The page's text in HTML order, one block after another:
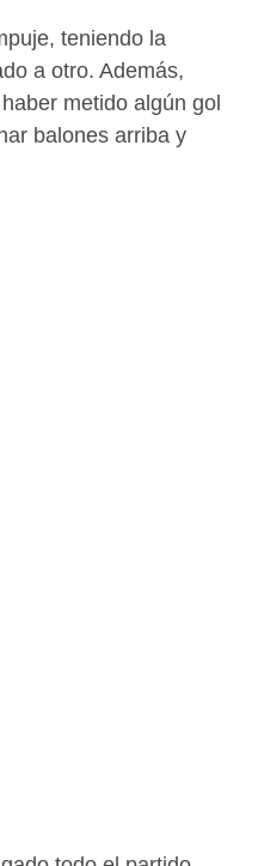
teniendo la
a otro. Además,
metido algún gol
balones arriba y